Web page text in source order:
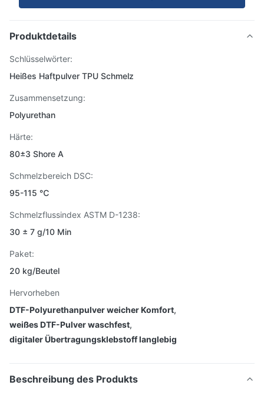
Produktdetails
Schlüsselwörter:
Heißes Haftpulver TPU Schmelz
Zusammensetzung:
Polyurethan
Härte:
80±3 Shore A
Schmelzbereich DSC:
95-115 ℃
Schmelzflussindex ASTM D-1238:
30 ± 7 g/10 Min
Paket:
20 kg/Beutel
Hervorheben
DTF-Polyurethanpulver weicher Komfort,
weißes DTF-Pulver waschfest,
digitaler Übertragungsklebstoff langlebig
Beschreibung des Produkts